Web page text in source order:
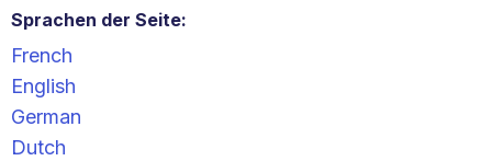
Sprachen der Seite:
French
English
German
Dutch